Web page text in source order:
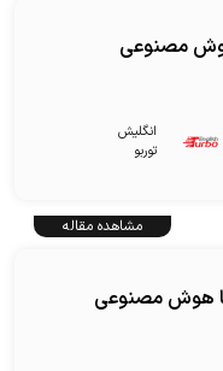
مصنوعی
انگلیش‌
توربو
مشاهده مقاله
هوش مصنوعی